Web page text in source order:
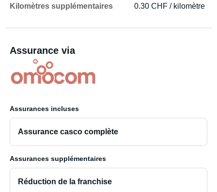
Kilomètres supplémentaires
0.30 CHF / kilomètre
Assurance via
Assurances incluses
Assurance casco complète
Assurances supplémentaires
Réduction de la franchise